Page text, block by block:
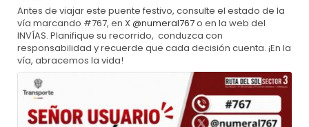
Antes de viajar este puente festivo, consulte el estado de la
vía marcando #767, en X@numeral767o en la web del
INVÍAS. Planifique su recorrido, conduzca con
responsabilidad y recuerde que cada decisión cuenta. ¡En la
vía, abracemos la vida!